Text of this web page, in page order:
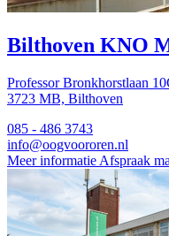
Bilthoven KNO
Professor Bronkhorstlaan
3723 MB, Bilthoven
085 - 486 3743
info@oogvoororen.nl
Meer informatie Afspraak